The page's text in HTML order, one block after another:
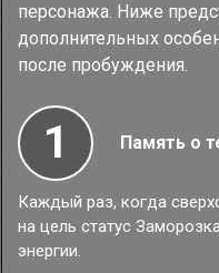
персонажа. Ниже
дополнительных
после пробуждения.
1 Память о
Каждый раз, когда
на цель статус
энергии.